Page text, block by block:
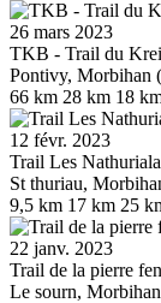
26 mars 2023
TKB - Trail du
Pontivy, Morbihan
66 km 28 km 18
12 févr. 2023
Trail Les
St thuriau,
9,5 km 17 km 25
22 janv. 2023
Trail de la pierre
Le sourn,